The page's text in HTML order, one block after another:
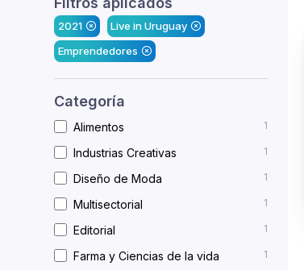
2021
Live in Uruguay
Emprendedores
Categoría
Alimentos 1
Industrias Creativas 1
Diseño de Moda 1
Multisectorial 1
Editorial 1
Farma y Ciencias de la vida 1